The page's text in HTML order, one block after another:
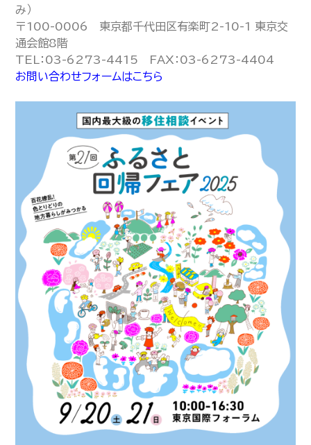
み）
〒100-0006 東京都千代田区有楽町2-10-1 東京交
通会館8階
TEL：03-6273-4415 FAX：03-6273-4404
お問い合わせフォームはこちら